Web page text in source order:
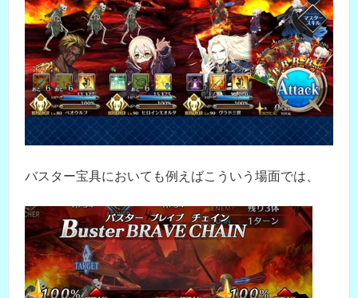
バスター宝具においても例えばこういう場面では、